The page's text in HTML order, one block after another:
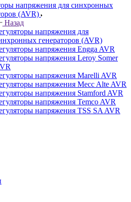
напряжения для синхронных
(AVR)
Назад
напряжения для
генераторов (AVR)
напряжения Engga AVR
напряжения Leroy Somer
напряжения Marelli AVR
напряжения Mecc Alte AVR
напряжения Stamford AVR
напряжения Temco AVR
напряжения TSS SA AVR